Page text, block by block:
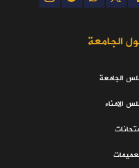
الجامعة
الجامعة
الامناء